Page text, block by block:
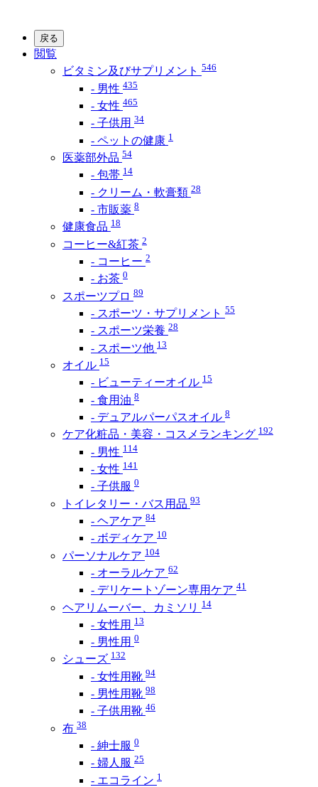
戻る
閲覧
ビタミン及びサプリメント 546
- 男性 435
- 女性 465
- 子供用 34
- ペットの健康 1
医薬部外品 54
- 包帯 14
- クリーム・軟膏類 28
- 市販薬 8
健康食品 18
コーヒー&紅茶 2
- コーヒー 2
- お茶 0
スポーツプロ 89
- スポーツ・サプリメント 55
- スポーツ栄養 28
- スポーツ他 13
オイル 15
- ビューティーオイル 15
- 食用油 8
- デュアルパーパスオイル 8
ケア化粧品・美容・コスメランキング 192
- 男性 114
- 女性 141
- 子供服 0
トイレタリー・バス用品 93
- ヘアケア 84
- ボディケア 10
パーソナルケア 104
- オーラルケア 62
- デリケートゾーン専用ケア 41
ヘアリムーバー、カミソリ 14
- 女性用 13
- 男性用 0
シューズ 132
- 女性用靴 94
- 男性用靴 98
- 子供用靴 46
布 38
- 紳士服 0
- 婦人服 25
- エコライン 1